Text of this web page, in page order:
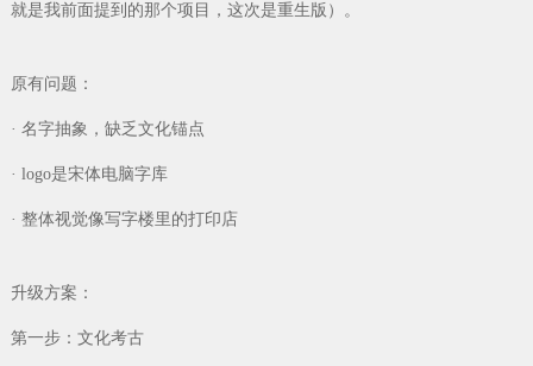
就是我前面提到的那个项目，这次是重生版）。
原有问题：
· 名字抽象，缺乏文化锚点
· logo是宋体电脑字库
· 整体视觉像写字楼里的打印店
升级方案：
第一步：文化考古